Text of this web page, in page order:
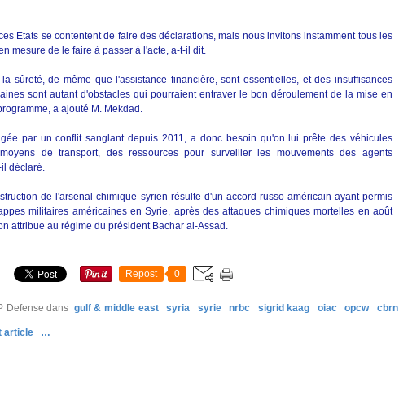
Etats se contentent de faire des déclarations, mais nous invitons instamment tous les
mesure de le faire à passer à l'acte, a-t-il dit.
sûreté, de même que l'assistance financière, sont essentielles, et des insuffisances
sont autant d'obstacles qui pourraient entraver le bon déroulement de la mise en
a ajouté M. Mekdad.
par un conflit sanglant depuis 2011, a donc besoin qu'on lui prête des véhicules
de transport, des ressources pour surveiller les mouvements des agents
déclaré.
de l'arsenal chimique syrien résulte d'un accord russo-américain ayant permis
militaires américaines en Syrie, après des attaques chimiques mortelles en août
attribue au régime du président Bachar al-Assad.
Repost 0
Defense dans gulf & middle east syria syrie nrbc sigrid kaag oiac opcw
cbrn
article
…